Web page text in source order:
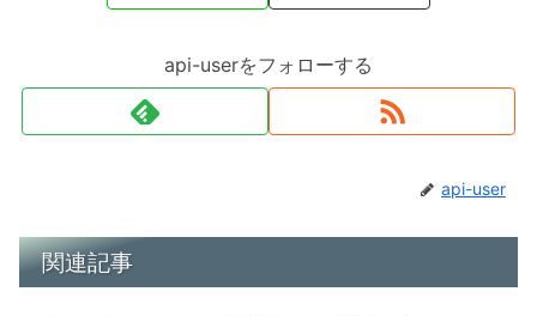
api-userをフォローする
api-user
関連記事